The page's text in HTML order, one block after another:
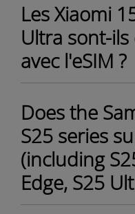
Les Xiaomi
Ultra sont-
avec l'eSIM ?
Does the
S25 series
(including
Edge, S25